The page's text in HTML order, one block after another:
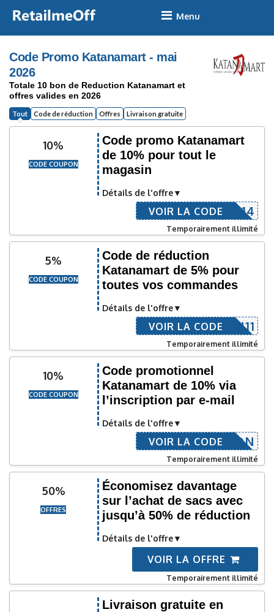
Skip
content
Code Promo Katanamart - mai
2026
Totale 10 bon de Reduction Katanamart et
offres valides en 2026
Tout Code de réduction Offres Livraison gratuite
10%
CODE COUPON
Code promo Katanamart
de 10% pour tout le
magasin
Détails de l'offre
TNMRTN14
VOIR LA CODE
Temporairement illimité
5%
CODE COUPON
Code de réduction
Katanamart de 5% pour
toutes vos commandes
Détails de l'offre
TNMRTN11
VOIR LA CODE
Temporairement illimité
10%
CODE COUPON
Code promotionnel
Katanamart de 10% via
l’inscription par e-mail
Détails de l'offre
CRIPTION
VOIR LA CODE
Temporairement illimité
50%
OFFRES
Économisez davantage
sur l’achat de sacs avec
jusqu’à 50% de réduction
Détails de l'offre
VOIR LA OFFRE
Temporairement illimité
Livraison gratuite en